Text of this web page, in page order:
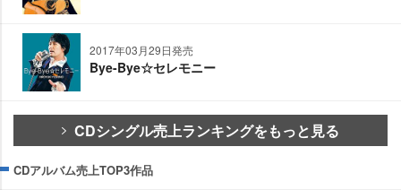
2017年03月29日発売
Bye-Bye☆セレモニー
CDシングル売上ランキングをもっと見る
CDアルバム売上TOP3作品